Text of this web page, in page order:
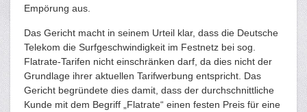
Empörung aus.
Das Gericht macht in seinem Urteil klar, dass die Deutsche
Telekom die Surfgeschwindigkeit im Festnetz bei sog.
Flatrate-Tarifen nicht einschränken darf, da dies nicht der
Grundlage ihrer aktuellen Tarifwerbung entspricht. Das
Gericht begründete dies damit, dass der durchschnittliche
Kunde mit dem Begriff „Flatrate“ einen festen Preis für eine